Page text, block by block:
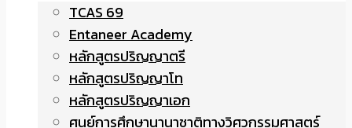
TCAS 69
Entaneer Academy
หลักสูตรปริญญาตรี
หลักสูตรปริญญาโท
หลักสูตรปริญญาเอก
ศูนย์การศึกษานานาชาติทางวิศวกรรมศาสตร์